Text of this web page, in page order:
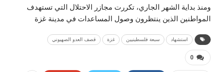
ومنذ بداية الشهر الجاري، تكررت مجازر الاحتلال التي تستهدف
المواطنين الذين ينتظرون وصول المساعدات في مدينة غزة
استشهاد سبعة فلسطينيين غزة قصف العدو الصهيوني
0